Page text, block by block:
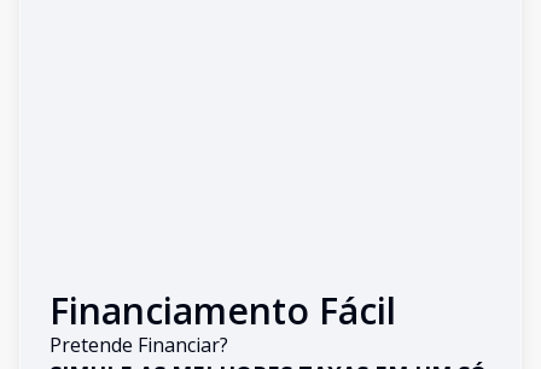
Financiamento Fácil
Pretende Financiar?